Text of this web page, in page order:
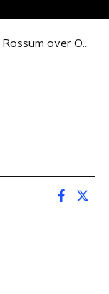
Stand.nl Liesbeth van Rossum over Obesitas